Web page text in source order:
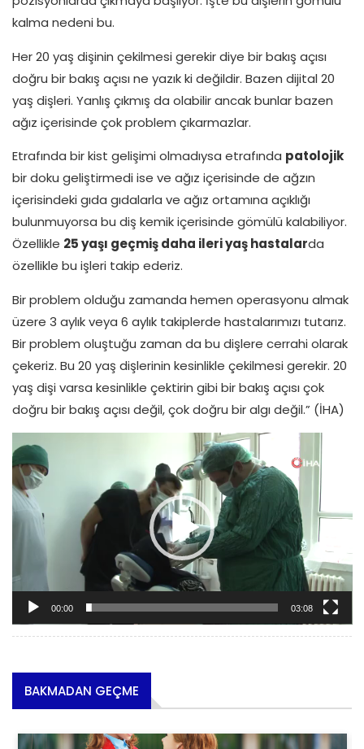
kalma nedeni bu.
Her 20 yaş dişinin çekilmesi gerekir diye bir bakış açısı
doğru bir bakış açısı ne yazık ki değildir. Bazen dijital 20
yaş dişleri. Yanlış çıkmış da olabilir ancak bunlar bazen
ağız içerisinde çok problem çıkarmazlar.
Etrafında bir kist gelişimi olmadıysa etrafında patolojik
bir doku geliştirmedi ise ve ağız içerisinde de ağzın
içerisindeki gıda gıdalarla ve ağız ortamına açıklığı
bulunmuyorsa bu diş kemik içerisinde gömülü kalabiliyor.
Özellikle 25 yaşı geçmiş daha ileri yaş hastalarda
özellikle bu işleri takip ederiz.
Bir problem olduğu zamanda hemen operasyonu almak
üzere 3 aylık veya 6 aylık takiplerde hastalarımızı tutarız.
Bir problem oluştuğu zaman da bu dişlere cerrahi olarak
çekeriz. Bu 20 yaş dişlerinin kesinlikle çekilmesi gerekir. 20
yaş dişi varsa kesinlikle çektirin gibi bir bakış açısı çok
doğru bir bakış açısı değil, çok doğru bir algı değil.” (İHA)
Video oynatıcı
00:00 03:08
BAKMADAN GEÇME